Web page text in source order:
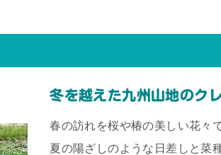
冬を越えた九州山地のク
春の訪れを桜や椿の美しい花々
夏の陽ざしのような日差しと菜